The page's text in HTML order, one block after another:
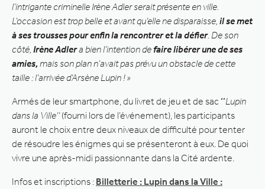
l’intrigante criminelle Irène Adler serait présente en ville.
L’occasion est trop belle et avant qu’elle ne disparaisse, il se met
à ses trousses pour enfin la rencontrer et la défier. De son
côté, Irène Adlera bien l’intention de faire libérer une de ses
amies, mais son plan n’avait pas prévu un obstacle de cette
taille : l’arrivée d’Arsène Lupin ! »
Armés de leur smartphone, du livret de jeu et de sac ‘’Lupin
dans la Ville’’(fourni lors de l’événement), les participants
auront le choix entre deux niveaux de difficulté pour tenter
de résoudre les énigmes qui se présenteront à eux. De quoi
vivre une après-midi passionnante dans la Cité ardente.
Infos et inscriptions : Billetterie : Lupin dans la Ville :